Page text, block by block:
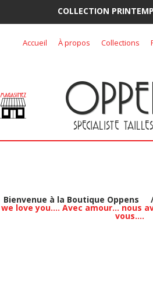
COLLECTION
Accueil À propos Collections
SPECIALISTE TAILLES
Bienvenue à la Boutique Oppens
we love you…. Avec amour… nous
vous….